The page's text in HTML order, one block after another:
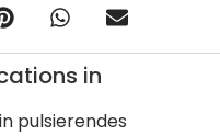
in
pulsierendes